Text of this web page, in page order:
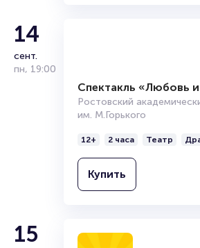
14
сент.
пн, 19:00
Спектакль «Любовь и
Ростовский
12+ 2 часа